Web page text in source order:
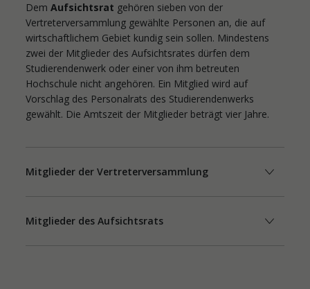
DemAufsichtsrat gehören sieben von der
Vertreterversammlung gewählte Personen an, die auf
wirtschaftlichem Gebiet kundig sein sollen. Mindestens
zwei der Mitglieder des Aufsichtsrates dürfen dem
Studierendenwerk oder einer von ihm betreuten
Hochschule nicht angehören. Ein Mitglied wird auf
Vorschlag des Personalrats des Studierendenwerks
gewählt. Die Amtszeit der Mitglieder beträgt vier Jahre.
Mitglieder der Vertreterversammlung
Mitglieder des Aufsichtsrats